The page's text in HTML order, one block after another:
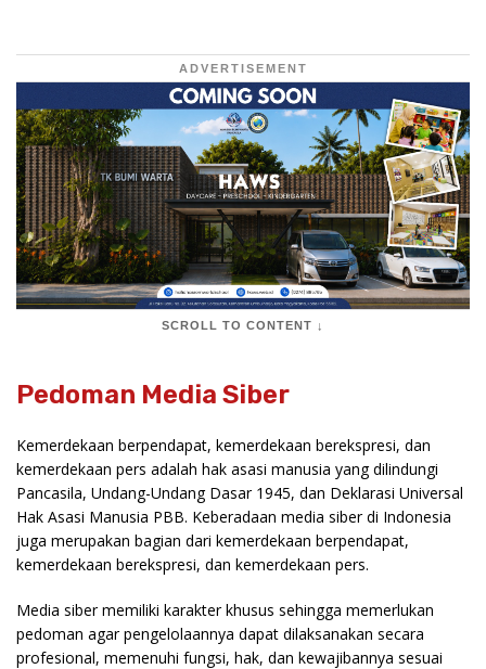
ADVERTISEMENT
SCROLL TO CONTENT ↓
Pedoman Media Siber
Kemerdekaan berpendapat, kemerdekaan berekspresi, dan
kemerdekaan pers adalah hak asasi manusia yang dilindungi
Pancasila, Undang-Undang Dasar 1945, dan Deklarasi Universal
Hak Asasi Manusia PBB. Keberadaan media siber di Indonesia
juga merupakan bagian dari kemerdekaan berpendapat,
kemerdekaan berekspresi, dan kemerdekaan pers.
Media siber memiliki karakter khusus sehingga memerlukan
pedoman agar pengelolaannya dapat dilaksanakan secara
profesional, memenuhi fungsi, hak, dan kewajibannya sesuai